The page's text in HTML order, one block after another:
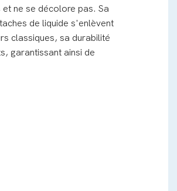
ne se décolore pas. Sa
de liquide s'enlèvent
classiques, sa durabilité
garantissant ainsi de